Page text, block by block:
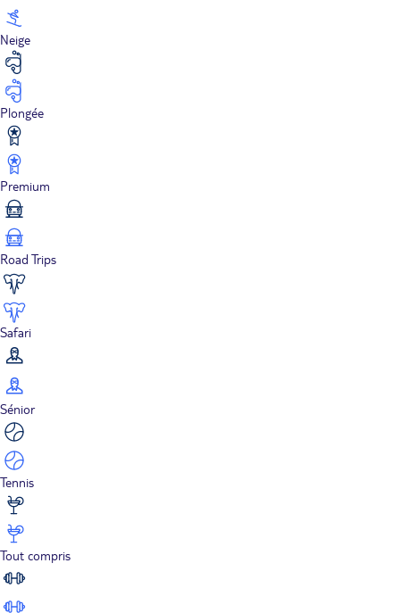
Neige
Plongée
Premium
Road Trips
Safari
Sénior
Tennis
Tout compris